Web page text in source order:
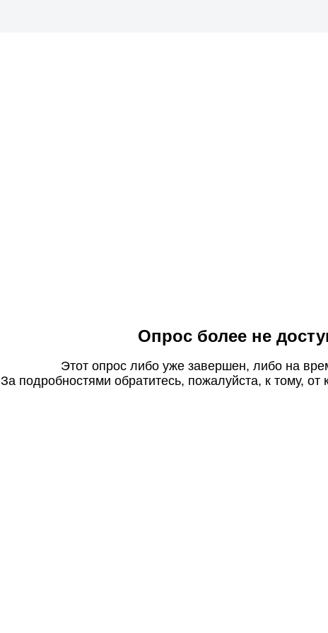
Опрос более не
Этот опрос либо уже завершен, либо на
За подробностями обратитесь, пожалуйста, к тому, от